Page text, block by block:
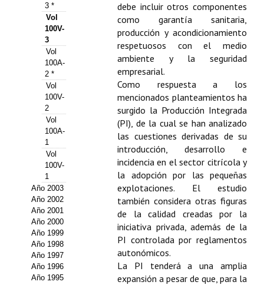
Propuesta Volumen Especial
Sello Calidad FECYT
Premio Prensa Agraria
Buscador de Artículos
JORNADAS AIDA
Presentación Jornadas
Comunicaciones
Jornadas PAM 2026
Premio Jóvenes Investigadores
Buscador de Comunicaciones
Buscador de Comunicaciones
3 *
Vol
100V-
3
Vol
100A-
2 *
Vol
100V-
2
Vol
100A-
1
Vol
100V-
1
Año 2003
Año 2002
Año 2001
Año 2000
Año 1999
Año 1998
Año 1997
Año 1996
Año 1995
debe incluir otros componentes
como garantía sanitaria,
producción y acondicionamiento
respetuosos con el medio
ambiente y la seguridad
empresarial.
Como respuesta a los
mencionados planteamientos ha
surgido la Producción Integrada
(PI), de la cual se han analizado
las cuestiones derivadas de su
introducción, desarrollo e
incidencia en el sector citrícola y
la adopción por las pequeñas
explotaciones. El estudio
también considera otras figuras
de la calidad creadas por la
iniciativa privada, además de la
PI controlada por reglamentos
autonómicos.
La PI tenderá a una amplia
expansión a pesar de que, para la